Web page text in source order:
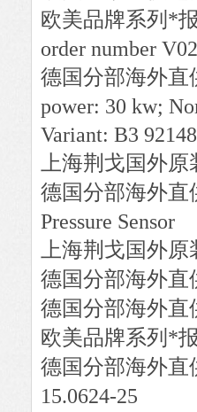
欧美品牌系列*
order number
德国分部海外直
power: 30 kw;
Variant: B3
上海荆戈国外
德国分部海外直
Pressure Sensor
上海荆戈国外
德国分部海外直
德国分部海外直
欧美品牌系列*
德国分部海外直
15.0624-25